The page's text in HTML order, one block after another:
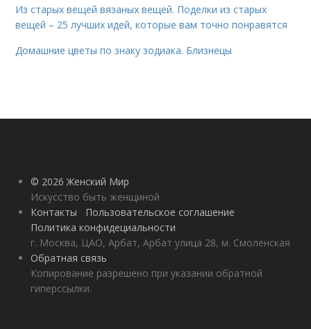
Из старых вещей вязаных вещей. Поделки из старых
вещей – 25 лучших идей, которые вам точно понравятся
Домашние цветы по знаку зодиака. Близнецы
© 2026 Женский Мир
Искусство быть женщиной
Контакты
Пользовательское соглашение
Политика конфидециальности
г. Москва, ЦАО, Арбат, Арбат улица 28, м. Смоленская
Обратная связь
Копирование разрешено при указании обратной
гиперссылки.